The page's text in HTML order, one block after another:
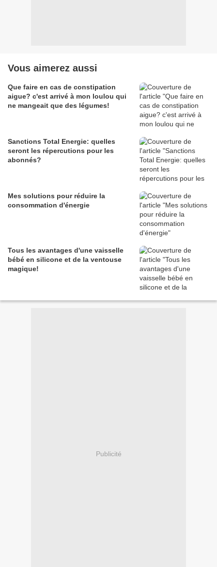
Vous aimerez aussi
Que faire en cas de constipation
aigue? c'est arrivé à mon loulou qui
ne mangeait que des légumes!
Sanctions Total Energie: quelles
seront les répercutions pour les
abonnés?
Mes solutions pour réduire la
consommation d'énergie
Tous les avantages d'une vaisselle
bébé en silicone et de la ventouse
magique!
Publicité